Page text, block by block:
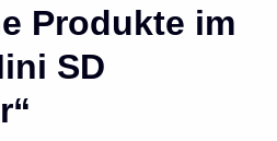
Produkte im
SD